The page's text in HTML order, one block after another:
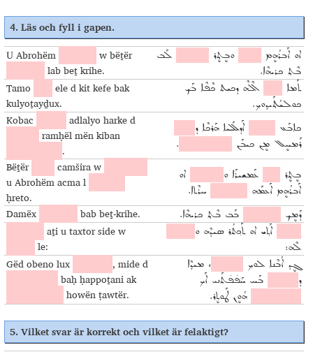
4. Läs och fyll i gapen.
U Abrohëm
w bëṯër
lab beṯ krihe.
ܐܘ ܐܰܒܪܳܗܷܡ ܘܒܷܬ݂ܷܪ
ܠܰܒ
ܒܶܬ݂ ܟܪܝܗܶܐ.
Tamo
ele d kit kefe bak
kulyoṯayḏux.
ܬܰܡܐ
ܐܶܠܶܗ ܕܟܝܬ ܟܶܦܶܐ ܒܰܟ
ܟܘܠܝܳܬ݂ܰܝܕ݂ܘܟ݂.
Kobac
adlalyo harke d
ramḥël mën kiban
.
ܟܐܒܰܥ ܐܰܕܠܰܠܝܐ ܗܰܪܟܶܐ ܕ
ܪܰܡܚܷܠ ܡܷܢ ܟܝܒܰܢ
.
Bëṯër camšira w
u Abrohëm acma l
ḥreto.
ܒܷܬ݂ܷܪ ܥܰܡܫܝܪܰܐ ܘ
ܐܘ
ܐܰܒܪܳܗܷܡ ܐܰܥܡܰܗ
ܚܪܶܬܐ.
Damëx bab beṯ-krihe. ܕܰܡܷܟ݂ ܒܰܒ ܒܶܬ݂ ܟܪܝܗܶܐ.
aṯi u taxtor side w
le:
ܐܰܬ݂ܝ ܐܘ ܬܰܟ݂ܬܳܪ ܣܝܕܶܗ ܘ
ܠܶܗ:
Gëd obeno lux
, mide d
baḥ ḥappoṯani ak
howën ṭawtër.
ܓܷܕ ܐܳܒܶܢܐ ܠܘܟ݂
، ܡܝܕ݂ܶܐ
ܕ
ܒܰܚ ܚܰܦ̇ܦ̇ܬܰܢܝ ܐܰܟ
ܗܳܘܷܢ ܛܰܘܬܷܪ.
5. Vilket svar är korrekt och vilket är felaktigt?